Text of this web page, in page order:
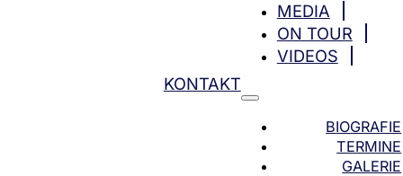
MEDIA
ON TOUR
VIDEOS
BIOGRAFIE
TERMINE
GALERIE
KONTAKT